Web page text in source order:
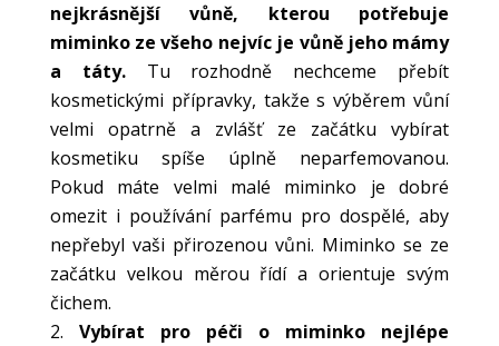
nejkrásnější vůně, kterou potřebuje
miminko ze všeho nejvíc je vůně jeho mámy
a táty.Tu rozhodně nechceme přebít
kosmetickými přípravky, takže s výběrem vůní
velmi opatrně a zvlášť ze začátku vybírat
kosmetiku spíše úplně neparfemovanou.
Pokud máte velmi malé miminko je dobré
omezit i používání parfému pro dospělé, aby
nepřebyl vaši přirozenou vůni. Miminko se ze
začátku velkou měrou řídí a orientuje svým
čichem.
Vybírat pro péči o miminko nejlépe